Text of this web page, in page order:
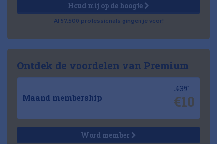
Houd mij op de hoogte
Al 57.500 professionals gingen je voor!
Ontdek de voordelen van Premium
Maand membership
€39
€10
Word member